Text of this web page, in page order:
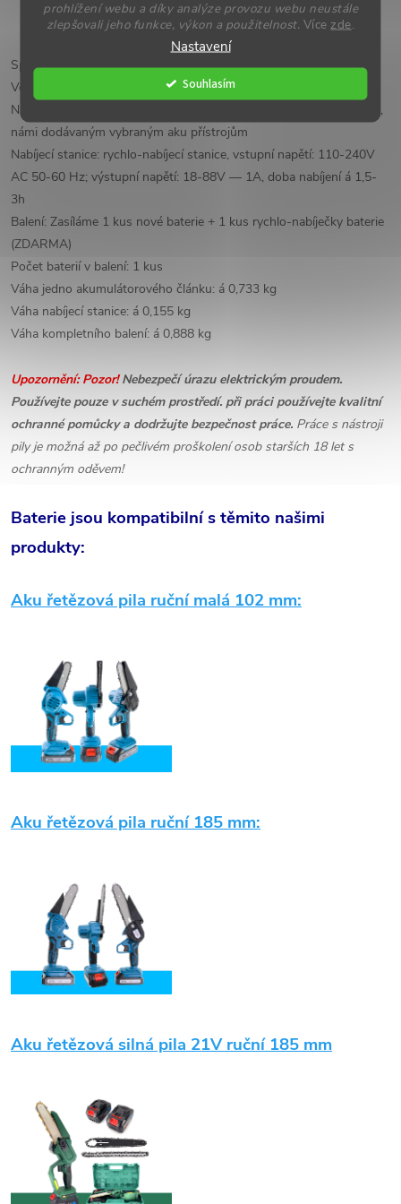
prohlížení webu a díky analýze provozu webu neustále
zlepšovali jeho funkce, výkon a použitelnost. Více zde.
Nastavení
Souhlasím
Akumulátory paticí baterií LLD nejsou k dispozici v
běžných kamenných obchodech
Specifikace:
Velkokapacitní baterie 8000 mAh Makota 88V:
Napájecí baterie:
nabíjecí baterie pasují i k jiným vybraným zřízením,
námi dodávaným vybraným aku přístrojům
Nabíjecí stanice: rychlo-nabíjecí stanice, vstupní napětí: 110-240V
AC 50-60 Hz; výstupní napětí: 18-88V — 1A, doba nabíjení á 1,5-
3h
Balení: Zasíláme 1 kus nové baterie + 1 kus rychlo-nabíječky baterie
(ZDARMA)
Počet baterií v balení: 1 kus
Váha jedno akumulátorového článku: á 0,733 kg
Váha nabíjecí stanice: á 0,155 kg
Váha kompletního balení: á 0,888 kg
Upozornění: Pozor!Nebezpečí úrazu elektrickým proudem.
Používejte pouze v suchém prostředí. při práci používejte kvalitní
ochranné pomůcky a dodržujte bezpečnost práce. Práce s nástroji
pily je možná až po pečlivém proškolení osob starších 18 let s
ochranným oděvem!
Baterie jsou kompatibilní s těmito našimi
produkty:
Aku řetězová pila ruční malá 102 mm:
Aku řetězová pila ruční 185 mm:
Aku řetězová silná pila 21V ruční 185 mm